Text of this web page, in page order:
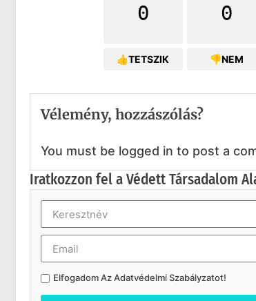
0
👍TETSZIK
0
👎NEM
Vélemény, hozzászólás?
You must be logged in to post a
Iratkozzon fel a Védett Társadalom
Elfogadom AzAdatvédelmi Szabályzatot!